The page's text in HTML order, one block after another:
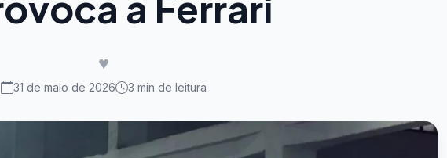
♥
31 de maio de 2026 3 min de leitura